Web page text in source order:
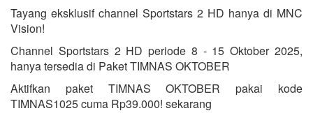
Tayang eksklusif channel Sportstars 2 HD hanya di MNC
Vision!
Channel Sportstars 2 HD periode 8 - 15 Oktober 2025,
hanya tersedia di Paket TIMNAS OKTOBER
Aktifkan paket TIMNAS OKTOBER pakai kode
TIMNAS1025 cuma Rp39.000! sekarang